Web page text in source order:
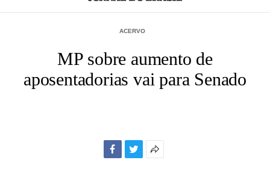
ACERVO
MP sobre aumento de
aposentadorias vai para Senado